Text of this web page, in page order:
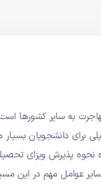
به سایر کشورها
برای دانشجویان
نحوه پذیرش ویزای
مهم در این مسیر